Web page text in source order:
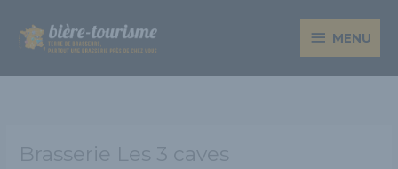
contenu
MENU
MENU
Brasserie Les 3 caves